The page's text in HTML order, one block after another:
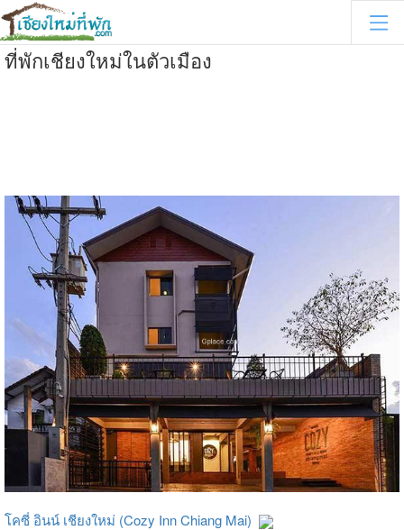
ที่พักเชียงใหม่ในตัวเมือง
โคซี่ อินน์ เชียงใหม่ (Cozy Inn Chiang Mai)